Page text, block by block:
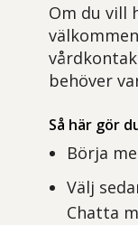
Om du vill
behöver
Så här gör
Börja
Välj
Chatta